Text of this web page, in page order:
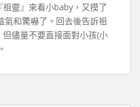
靈』來看小baby，又摸了
氣和驚嚇了。回去後告訴祖
儘量不要直接面對小孩(小